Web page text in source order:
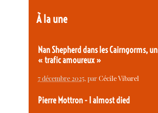
À la une
Nan Shepherd dans les Cairngorms, un
« trafic amoureux »
7 décembre 2025, parCécile Vibarel
Pierre Mottron - I almost died